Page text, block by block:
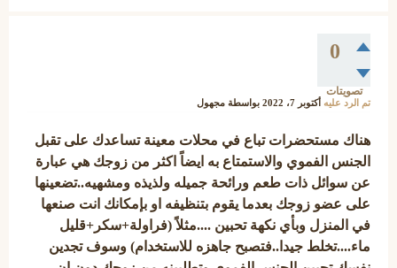
0
تصويتات
تم الرد عليه أكتوبر 7، 2022 بواسطة مجهول
هناك مستحضرات تباع في محلات معينة تساعدك على تقبل
الجنس الفموي والاستمتاع به ايضاً اكثر من زوجك هي عبارة
عن سوائل ذات طعم ورائحة جميله ولذيذه ومشهيه..تضعينها
على عضو زوجك بعدما يقوم بتنظيفه او بإمكانك انت صنعها
في المنزل وبأي نكهة تحبين ....مثلاً (فراولة+سكر+قليل
ماء....تخلط جيدا..فتصبح جاهزه للاستخدام) وسوف تجدين